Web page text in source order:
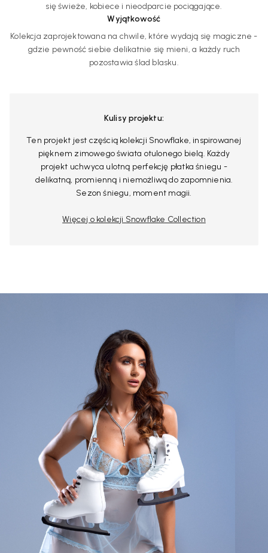
się świeże, kobiece i nieodparcie pociągające.
Wyjątkowość
Kolekcja zaprojektowana na chwile, które wydają się magiczne -
gdzie pewność siebie delikatnie się mieni, a każdy ruch
pozostawia ślad blasku.
Kulisy projektu:
Ten projekt jest częścią kolekcji Snowflake, inspirowanej
pięknem zimowego świata otulonego bielą. Każdy
projekt uchwyca ulotną perfekcję płatka śniegu -
delikatną, promienną i niemożliwą do zapomnienia.
Sezon śniegu, moment magii.
Więcej o kolekcji Snowflake Collection